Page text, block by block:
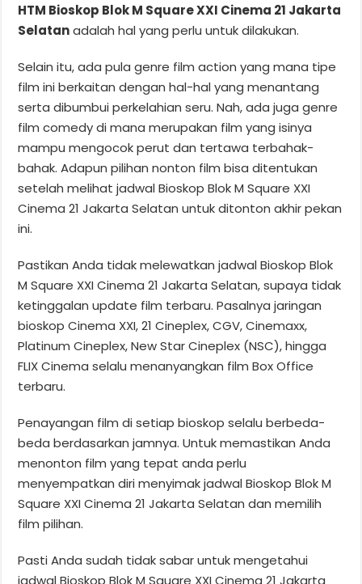
HTM Bioskop Blok M Square XXI Cinema 21 Jakarta
Selatanadalah hal yang perlu untuk dilakukan.
Selain itu, ada pula genre film action yang mana tipe
film ini berkaitan dengan hal-hal yang menantang
serta dibumbui perkelahian seru. Nah, ada juga genre
film comedy di mana merupakan film yang isinya
mampu mengocok perut dan tertawa terbahak-
bahak. Adapun pilihan nonton film bisa ditentukan
setelah melihat jadwal Bioskop Blok M Square XXI
Cinema 21 Jakarta Selatan untuk ditonton akhir pekan
ini.
Pastikan Anda tidak melewatkan jadwal Bioskop Blok
M Square XXI Cinema 21 Jakarta Selatan, supaya tidak
ketinggalan update film terbaru. Pasalnya jaringan
bioskop Cinema XXI, 21 Cineplex, CGV, Cinemaxx,
Platinum Cineplex, New Star Cineplex (NSC), hingga
FLIX Cinema selalu menanyangkan film Box Office
terbaru.
Penayangan film di setiap bioskop selalu berbeda-
beda berdasarkan jamnya. Untuk memastikan Anda
menonton film yang tepat anda perlu
menyempatkan diri menyimak jadwal Bioskop Blok M
Square XXI Cinema 21 Jakarta Selatan dan memilih
film pilihan.
Pasti Anda sudah tidak sabar untuk mengetahui
jadwal Bioskop Blok M Square XXI Cinema 21 Jakarta